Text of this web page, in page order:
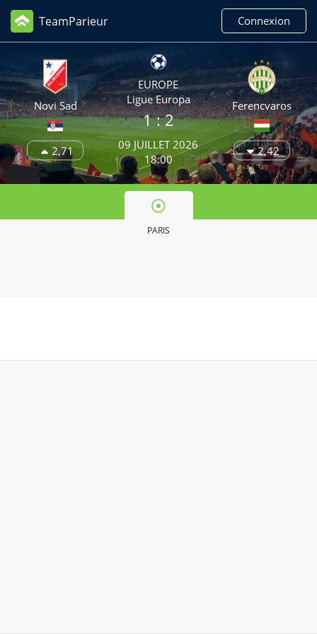
TeamParieur Connexion
Novi Sad
2,71
EUROPE
Ligue Europa
1 :2
09 JUILLET 2026
18:00
Ferencvaros
2,42
PARIS